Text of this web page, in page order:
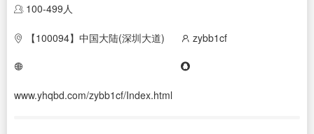
100-499人
【100094】中国大陆(深圳大道) zybb1cf
www.yhqbd.com/zybb1cf/Index.html